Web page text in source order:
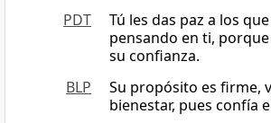
PDT
Tú les das paz a los
pensando en ti,
su confianza.
BLP
Su propósito es firme,
bienestar, pues confía